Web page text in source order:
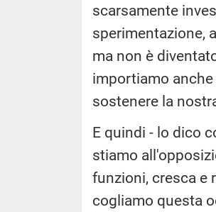
scarsamente
sperimentazione,
ma non è
importiamo
sostenere la
E quindi - lo dico
stiamo
funzioni, cresca e
cogliamo questa